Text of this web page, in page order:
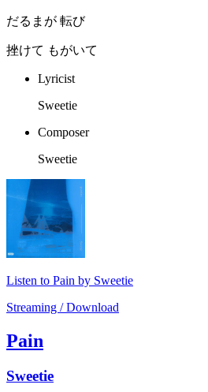
だるまが 転び
挫けて もがいて
Lyricist
Sweetie
Composer
Sweetie
Listen to Pain by Sweetie
Streaming / Download
Pain
Sweetie